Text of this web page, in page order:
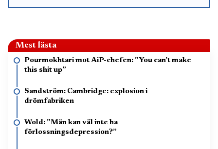
Mest lästa
Pourmokhtari mot AiP-chefen: ”You can’t make
this shit up”
Sandström: Cambridge: explosion i
drömfabriken
Wold: ”Män kan väl inte ha
förlossningsdepression?”